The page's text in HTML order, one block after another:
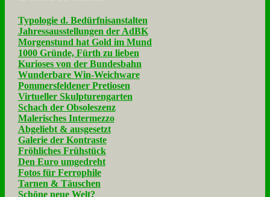
Typologie d. Bedürfnisanstalten
Jahressausstellungen der AdBK
Morgenstund hat Gold im Mund
1000 Gründe, Fürth zu lieben
Kurioses von der Bundesbahn
Wunderbare Win-Weichware
Pommersfeldener Pretiosen
Virtueller Skulpturengarten
Schach der Obsoleszenz
Malerisches Intermezzo
Abgeliebt & ausgesetzt
Galerie der Kontraste
Fröhliches Frühstück
Den Euro umgedreht
Fotos für Ferrophile
Tarnen & Täuschen
Schöne neue Welt?